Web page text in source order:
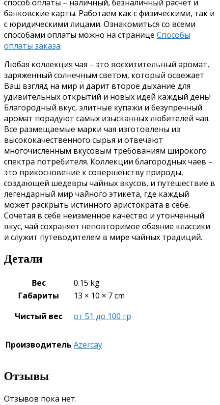
способ оплаты – наличный, безналичный расчет и
банковские карты. Работаем как с физическими, так и
с юридическими лицами. Ознакомиться со всеми
способами оплаты можно на странице Способы
оплаты заказа.
Любая коллекция чая – это восхитительный аромат,
заряженный солнечным светом, который освежает
Ваш взгляд на мир и дарит второе дыхание для
удивительных открытий и новых идей каждый день!
Благородный вкус, элитные купажи и безупречный
аромат порадуют самых изысканных любителей чая.
Все размещаемые марки чая изготовлены из
высококачественного сырья и отвечают
многочисленным вкусовым требованиям широкого
спектра потребителя. Коллекции благородных чаев –
это прикосновение к совершенству природы,
создающей шедевры чайных вкусов, и путешествие в
легендарный мир чайного этикета, где каждый
может раскрыть истинного аристократа в себе.
Сочетая в себе неизменное качество и утонченный
вкус, чай сохраняет неповторимое обаяние классики
и служит путеводителем в мире чайных традиций.
Детали
Вес
0.15 kg
Габариты
13 × 10 × 7 cm
Чистый вес
от 51 до 100 гр
Производитель Azercay
Отзывы
Отзывов пока нет.